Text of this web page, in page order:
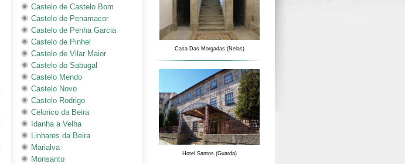
Castelo de Castelo Bom
Castelo de Penamacor
Castelo de Penha Garcia
Castelo de Pinhel
Castelo de Vilar Maior
Castelo do Sabugal
Castelo Mendo
Castelo Novo
Castelo Rodrigo
Celorico da Beira
Idanha a Velha
Linhares da Beira
Marialva
Monsanto
Casa Das Morgadas (Nelas)
Hotel Santos (Guarda)